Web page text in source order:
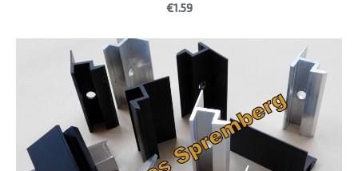
€1.59